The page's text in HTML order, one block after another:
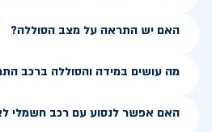
האם יש התראה על מצב הסוללה?
מה עושים במידה והסוללה ברכב
האם אפשר לנסוע עם רכב חשמלי